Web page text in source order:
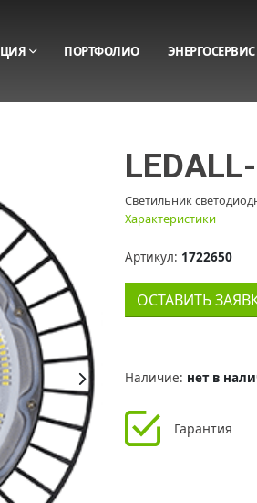
ПОРТФОЛИО ЭНЕРГОСЕРВИС
Светильник
Характеристики
Артикул: 1722650
ОСТАВИТЬ
Наличие: нет в
Гарантия